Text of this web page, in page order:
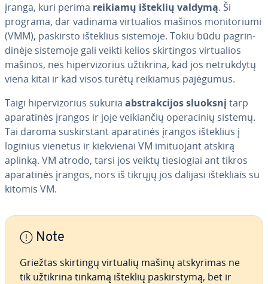
įranga, kuri perima reikiamų išteklių valdymą. Ši
programa, dar vadinama vir­tu­a­lios mašinos mo­ni­to­riu­mi
(VMM), paskirsto išteklius sistemoje. Tokiu būdu pag­rin­
di­nė­je sistemoje gali veikti kelios skir­tin­gos vir­tu­a­lios
mašinos, nes hi­per­vi­zo­rius užtikrina, kad jos ne­truk­dy­tų
viena kitai ir kad visos turėtų reikiamus pajėgumus.
Taigi hi­per­vi­zo­rius sukuria abst­rak­ci­jos sluoksnį tarp
apa­ra­ti­nės įrangos ir joje vei­kian­čių ope­ra­ci­nių sistemų.
Tai daroma su­skirs­tant apa­ra­ti­nės įrangos išteklius į
loginius vienetus ir kiek­vie­nai VM imi­tuo­jant atskirą
aplinką. VM atrodo, tarsi jos veiktų tie­sio­giai ant tikros
apa­ra­ti­nės įrangos, nors iš tikrųjų jos dalijasi iš­tek­liais su
kitomis VM.
Note
Griežtas skirtingų virtualių mašinų at­sky­ri­mas ne
tik užtikrina tinkamą išteklių pa­skirs­ty­mą, bet ir